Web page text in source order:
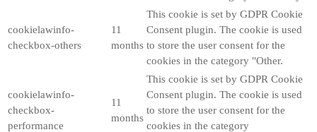
cookielawinfo-
checkbox-others
11
months
This cookie is set by GDPR Cookie
Consent plugin. The cookie is used
to store the user consent for the
cookies in the category "Other.
cookielawinfo-
checkbox-
performance
11
months
This cookie is set by GDPR Cookie
Consent plugin. The cookie is used
to store the user consent for the
cookies in the category